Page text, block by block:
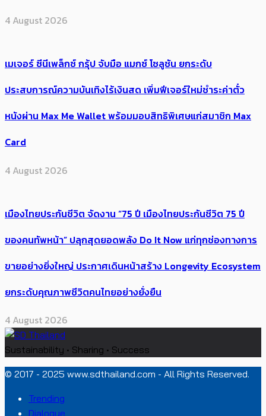
4 August 2026
เมเจอร์ ซีนีเพล็กซ์ กรุ้ป จับมือ แมกซ์ โซลูชัน ยกระดับ
ประสบการณ์ความบันเทิงไร้เงินสด เพิ่มฟีเจอร์ใหม่ชำระค่าตั๋ว
หนังผ่าน Max Me Wallet พร้อมมอบสิทธิพิเศษแก่สมาชิก Max
Card
4 August 2026
เมืองไทยประกันชีวิต จัดงาน “75 ปี เมืองไทยประกันชีวิต 75 ปี
ของคนทัพหน้า” ปลุกสุดยอดพลัง Do It Now แก่ทุกช่องทางการ
ขายอย่างยิ่งใหญ่ ประกาศเดินหน้าสร้าง Longevity Ecosystem
ยกระดับคุณภาพชีวิตคนไทยอย่างยั่งยืน
4 August 2026
Sustainability • Sharing • Success
© 2017 - 2025 www.sdthailand.com - All Rights Reserved.
Trending
Dialogue